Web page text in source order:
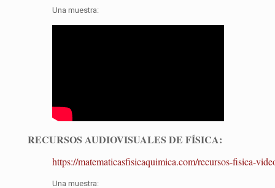
Una muestra:
RECURSOS AUDIOVISUALES DE FÍSICA:
https://matematicasfisicaquimica.com/recursos-fisica-
Una muestra: